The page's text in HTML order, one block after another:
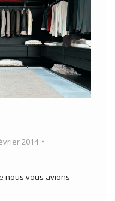
2014
nous vous avions